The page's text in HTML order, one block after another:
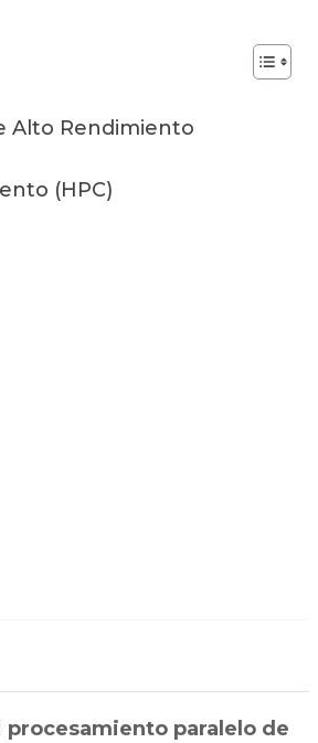
Alto Rendimiento
(HPC)
procesamiento paralelo de